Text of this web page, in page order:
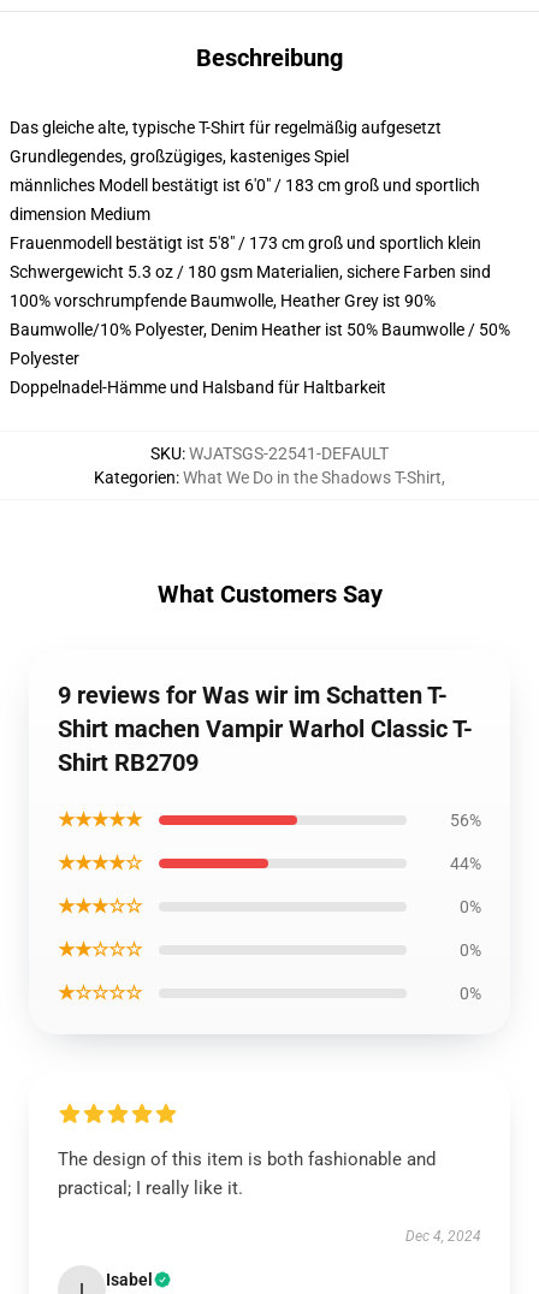
Beschreibung
Das gleiche alte, typische T-Shirt für regelmäßig aufgesetzt
Grundlegendes, großzügiges, kasteniges Spiel
männliches Modell bestätigt ist 6'0" / 183 cm groß und sportlich
dimension Medium
Frauenmodell bestätigt ist 5'8" / 173 cm groß und sportlich klein
Schwergewicht 5.3 oz / 180 gsm Materialien, sichere Farben sind
100% vorschrumpfende Baumwolle, Heather Grey ist 90%
Baumwolle/10% Polyester, Denim Heather ist 50% Baumwolle / 50%
Polyester
Doppelnadel-Hämme und Halsband für Haltbarkeit
SKU:WJATSGS-22541-DEFAULT
Kategorien:What We Do in the Shadows T-Shirt,
What Customers Say
9 reviews for Was wir im Schatten T-
Shirt machen Vampir Warhol Classic T-
Shirt RB2709
★★★★★ 56%
★★★★☆ 44%
★★★☆☆ 0%
★★☆☆☆ 0%
★☆☆☆☆ 0%
The design of this item is both fashionable and
practical; I really like it.
Dec 4, 2024
I Isabel